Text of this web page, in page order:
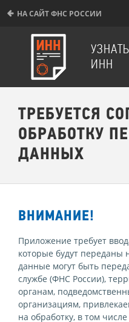
НА САЙТ ФНС РОССИИ
УЗНАТЬ
ИНН
ТРЕБУЕТСЯ
ОБРАБОТКУ
ДАННЫХ
ВНИМАНИЕ!
Приложение требует
которые будут переданы
данные могут быть
службе (ФНС России),
органам,
организациям,
на обработку, в том